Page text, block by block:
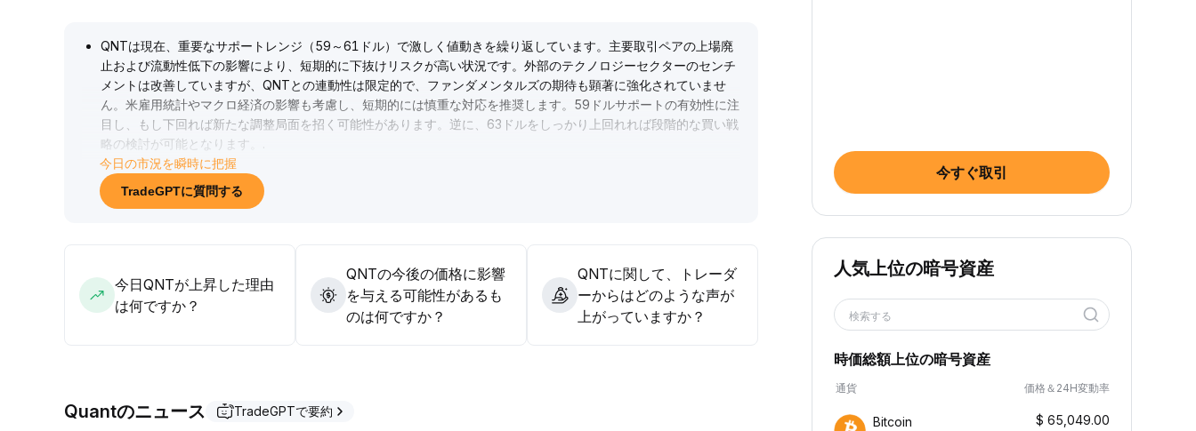
QNTは現在、重要なサポートレンジ（59～61ドル）で激しく値動きを繰り返しています。主要取引ペアの上場廃
止および流動性低下の影響により、短期的に下抜けリスクが高い状況です。外部のテクノロジーセクターのセンチ
メントは改善していますが、QNTとの連動性は限定的で、ファンダメンタルズの期待も顕著に強化されていませ
ん。米雇用統計やマクロ経済の影響も考慮し、短期的には慎重な対応を推奨します。59ドルサポートの有効性に注
目し、もし下回れば新たな調整局面を招く可能性があります。逆に、63ドルをしっかり上回れれば段階的な買い戦
略の検討が可能となります。
今日の市況を瞬時に把握
TradeGPTに質問する
今日QNTが上昇した理由
は何ですか？
QNTの今後の価格に影響
を与える可能性があるも
のは何ですか？
QNTに関して、トレーダ
ーからはどのような声が
上がっていますか？
Quantのニュース TradeGPTで要約
今すぐ取引
人気上位の暗号資産
検索する
時価総額上位の暗号資産
通貨 価格＆24H変動率
Bitcoin $ 65,049.00